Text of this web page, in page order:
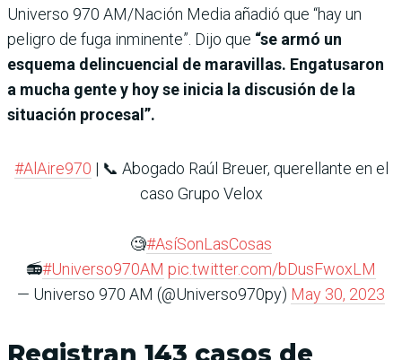
Universo 970 AM/Nación Media añadió que “hay un
peligro de fuga inminente”. Dijo que “se armó un
esquema delincuencial de maravillas. Engatusaron
a mucha gente y hoy se inicia la discusión de la
situación procesal”.
#AlAire970 | 📞 Abogado Raúl Breuer, querellante en el
caso Grupo Velox
🧐#AsíSonLasCosas
📻#Universo970AM pic.twitter.com/bDusFwoxLM
— Universo 970 AM (@Universo970py) May 30, 2023
Registran 143 casos de